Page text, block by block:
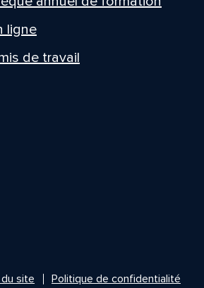
ligne
de travail
site Politique de confidentialité